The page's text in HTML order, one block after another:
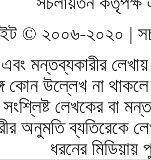
© ২০০৬-২০২০ |
মন্তব্যকারীর
কোন উল্লেখ না
সংশ্লিষ্ট লেখকের বা
অনুমতি ব্যতিরেকে
ধরনের মিডিয়ায়